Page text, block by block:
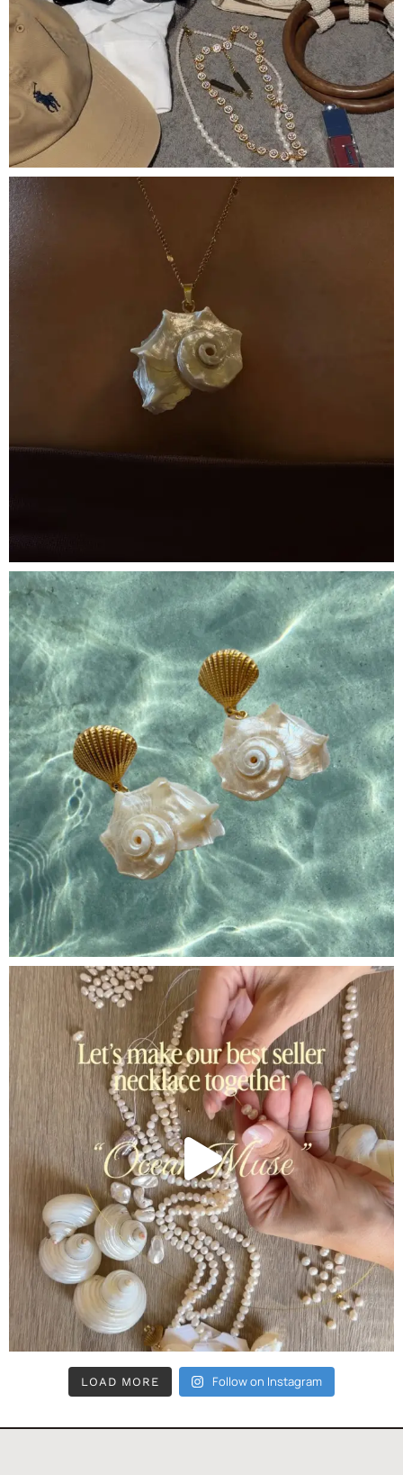
LOAD MORE Follow on Instagram